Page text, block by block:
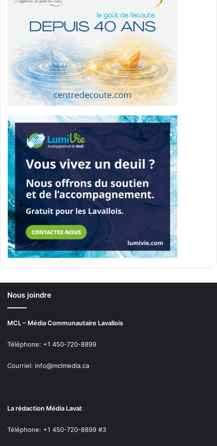
Nous joindre
MCL – Média Communautaire Lavallois
Téléphone: +1 450-720-8899
Courriel: info@mclmedia.ca
La rédaction Média Laval:
Téléphone: +1 450-720-8899 #3